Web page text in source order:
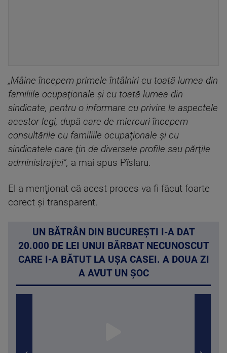
„Mâine începem primele întâlniri cu toată lumea din
familiile ocupaţionale şi cu toată lumea din
sindicate, pentru o informare cu privire la aspectele
acestor legi, după care de miercuri începem
consultările cu familiile ocupaţionale şi cu
sindicatele care ţin de diversele profile sau părţile
administraţiei”, a mai spus Pîslaru.
El a menţionat că acest proces va fi făcut foarte
corect şi transparent.
UN BĂTRÂN DIN BUCUREȘTI I-A DAT
20.000 DE LEI UNUI BĂRBAT NECUNOSCUT
CARE I-A BĂTUT LA UȘA CASEI. A DOUA ZI
A AVUT UN ȘOC